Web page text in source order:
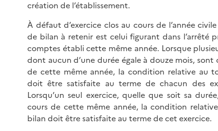
création de l’établissement.
À défaut d’exercice clos au cours de l’année
de bilan à retenir est celui figurant dans l’arrêté
comptes établi cette même année. Lorsque
dont aucun d’une durée égale à douze mois, sont
de cette même année, la condition relative au
doit être satisfaite au terme de chacun des
Lorsqu’un seul exercice, quelle que soit sa
cours de cette même année, la condition
bilan doit être satisfaite au terme de cet exercice.